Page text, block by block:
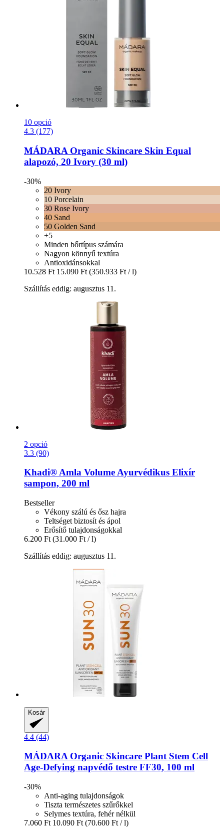
10 opció
4.3 (177)
MÁDARA Organic Skincare Skin Equal
alapozó, 20 Ivory (30 ml)
-30%
20 Ivory
10 Porcelain
30 Rose Ivory
40 Sand
50 Golden Sand
+5
Minden bőrtípus számára
Nagyon könnyű textúra
Antioxidánsokkal
10.528 Ft 15.090 Ft (350.933 Ft / l)
Szállítás eddig: augusztus 11.
2 opció
3.3 (90)
Khadi®Amla Volume Ayurvédikus Elixír
sampon, 200 ml
Bestseller
Vékony szálú és ősz hajra
Teltséget biztosít és ápol
Erősítő tulajdonságokkal
6.200 Ft (31.000 Ft / l)
Szállítás eddig: augusztus 11.
Kosár
4.4 (44)
MÁDARA Organic Skincare Plant Stem Cell
Age-​Defying napvédő testre FF30, 100 ml
-30%
Anti-aging tulajdonságok
Tiszta természetes szűrőkkel
Selymes textúra, fehér nélkül
7.060 Ft 10.090 Ft (70.600 Ft / l)